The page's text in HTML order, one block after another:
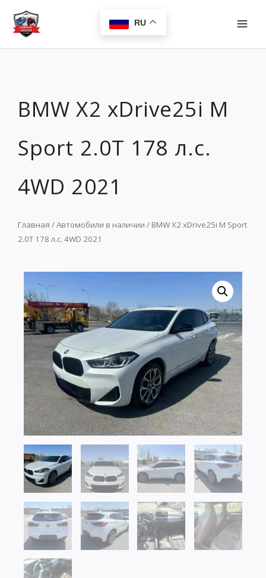
Перейти
содержимому
RU
BMW X2 xDrive25i M
Sport 2.0T 178 л.с.
4WD 2021
Главная /Автомобили в наличии / BMW X2 xDrive25i M Sport
2.0T 178 л.с. 4WD 2021